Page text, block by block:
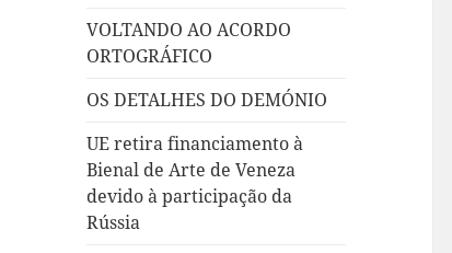
VOLTANDO AO ACORDO
ORTOGRÁFICO
OS DETALHES DO DEMÓNIO
UE retira financiamento à
Bienal de Arte de Veneza
devido à participação da
Rússia